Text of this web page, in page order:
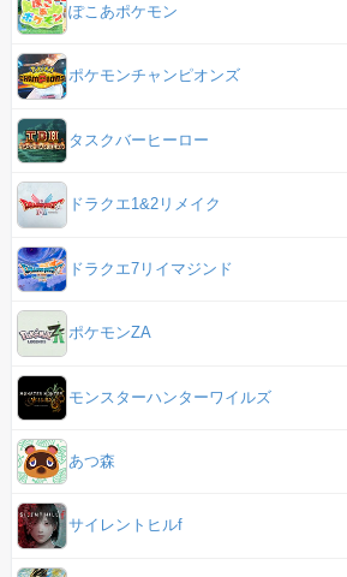
ぽこあポケモン
ポケモンチャンピオンズ
タスクバーヒーロー
ドラクエ1&2リメイク
ドラクエ7リイマジンド
ポケモンZA
モンスターハンターワイルズ
あつ森
サイレントヒルf